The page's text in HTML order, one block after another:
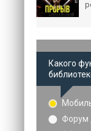
Какого
Форум